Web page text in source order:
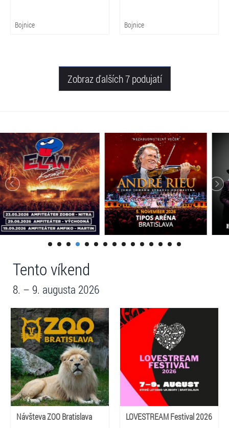
Bojnice Bojnice
Zobraz ďalších 7 podujatí
Tento víkend
8. – 9. augusta 2026
Návšteva ZOO Bratislava LOVESTREAM Festival 2026